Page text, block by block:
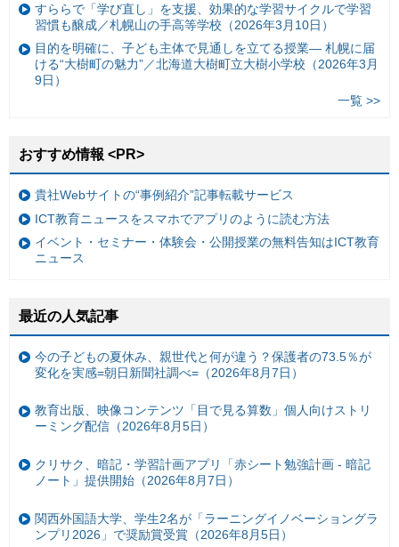
すららで「学び直し」を支援、効果的な学習サイクルで学習
習慣も醸成／札幌山の手高等学校（2026年3月10日）
目的を明確に、子ども主体で見通しを立てる授業— 札幌に届
ける“大樹町の魅力”／北海道大樹町立大樹小学校（2026年3月
9日）
一覧 >>
おすすめ情報 <PR>
貴社Webサイトの“事例紹介”記事転載サービス
ICT教育ニュースをスマホでアプリのように読む方法
イベント・セミナー・体験会・公開授業の無料告知はICT教育
ニュース
最近の人気記事
今の子どもの夏休み、親世代と何が違う？保護者の73.5％が
変化を実感=朝日新聞社調べ=（2026年8月7日）
教育出版、映像コンテンツ「目で見る算数」個人向けストリ
ーミング配信（2026年8月5日）
クリサク、暗記・学習計画アプリ「赤シート勉強計画 - 暗記
ノート」提供開始（2026年8月7日）
関西外国語大学、学生2名が「ラーニングイノベーショングラ
ンプリ2026」で奨励賞受賞（2026年8月5日）